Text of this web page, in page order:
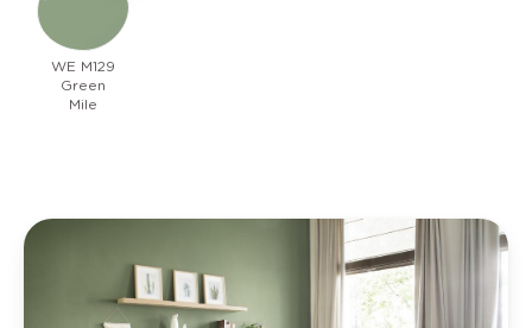
WE M129
Green
Mile